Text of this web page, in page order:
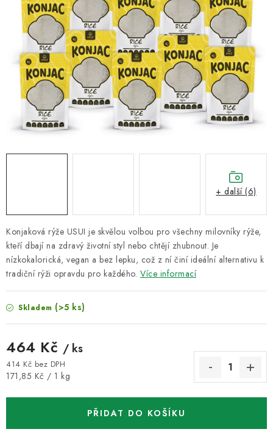
VITAMÍNY
DOPRAVA A PLATBA
VELKOOBCHOD
KONTAKTY
ZNAČKY
Konjaková rýže USUI je skvělou volbou pro všechny milovníky rýže,
kteří dbají na zdravý životní styl nebo chtějí zhubnout. Je
nízkokalorická, vegan a bez lepku, což z ní činí ideální alternativu k
tradiční rýži opravdu pro každého. Více informací
Skladem (>5 ks)
464 Kč / ks
414 Kč bez DPH
Měrná cena:
171,85 Kč / 1 kg
PŘIDAT DO KOŠÍKU
+ další (6)